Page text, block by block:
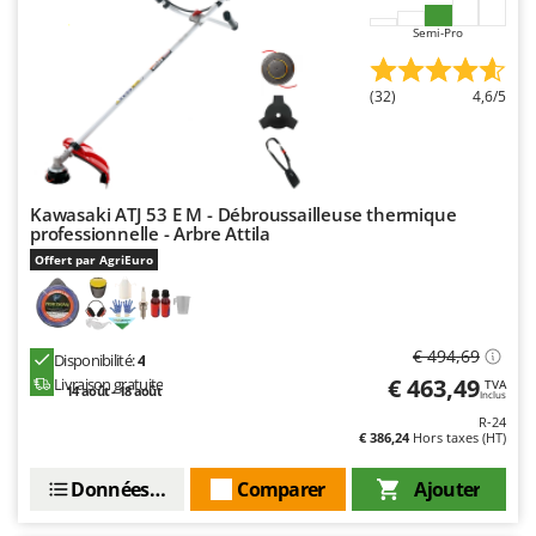
Semi-Pro
(32) 4,6/5
Kawasaki ATJ 53 E M - Débroussailleuse thermique
professionnelle - Arbre Attila
Offert par AgriEuro
Disponibilité:4
Livraison gratuite
14 août - 18 août
€ 494,69
€ 463,49 TVA
Inclus
R-24
€ 386,24Hors taxes (HT)
Ajouter
Comparer
Données techniques